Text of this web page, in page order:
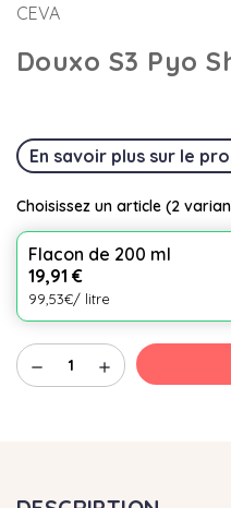
CEVA
Douxo S3 Pyo
En savoir plus sur le
Choisissez un article (2
Flacon de 200 ml
19,91 €
99,53€/ litre
remove add